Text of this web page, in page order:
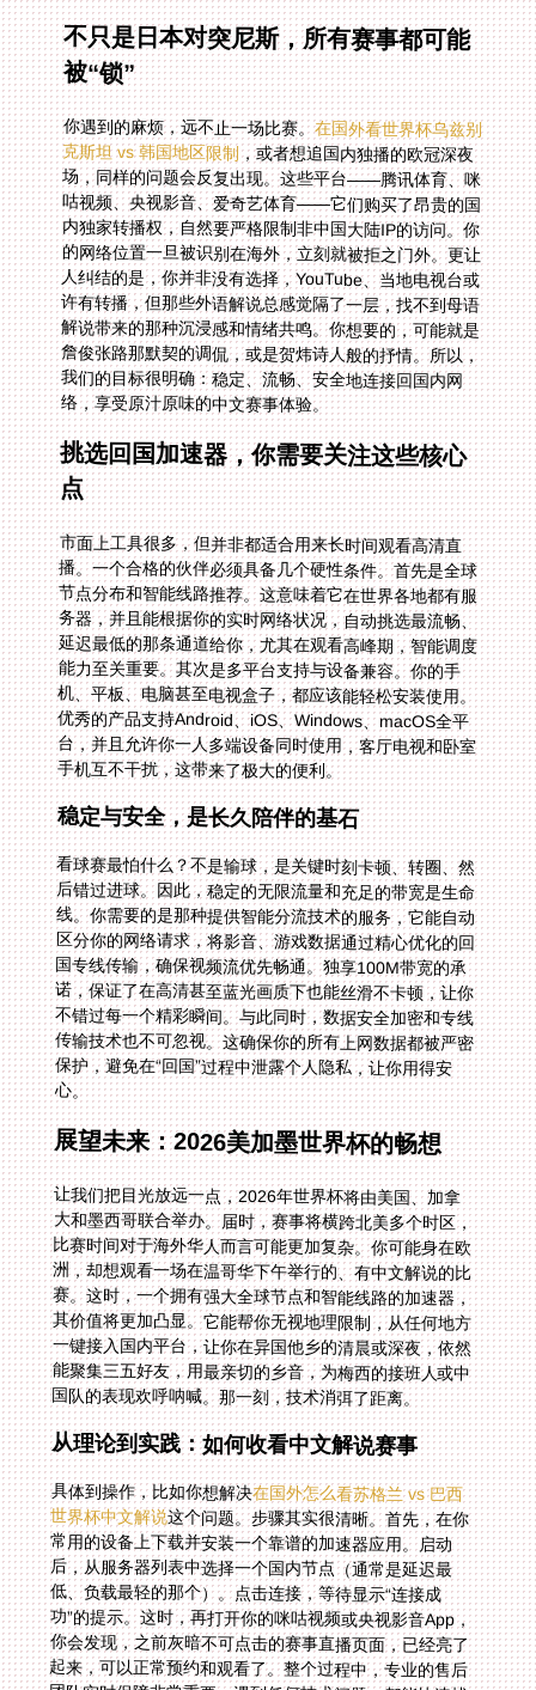
不只是日本对突尼斯，所有赛事都可能
被“锁”
你遇到的麻烦，远不止一场比赛。在国外看世界杯乌兹别
克斯坦 vs 韩国地区限制，或者想追国内独播的欧冠深夜
场，同样的问题会反复出现。这些平台——腾讯体育、咪
咕视频、央视影音、爱奇艺体育——它们购买了昂贵的国
内独家转播权，自然要严格限制非中国大陆IP的访问。你
的网络位置一旦被识别在海外，立刻就被拒之门外。更让
人纠结的是，你并非没有选择，YouTube、当地电视台或
许有转播，但那些外语解说总感觉隔了一层，找不到母语
解说带来的那种沉浸感和情绪共鸣。你想要的，可能就是
詹俊张路那默契的调侃，或是贺炜诗人般的抒情。所以，
我们的目标很明确：稳定、流畅、安全地连接回国内网
络，享受原汁原味的中文赛事体验。
挑选回国加速器，你需要关注这些核心
点
市面上工具很多，但并非都适合用来长时间观看高清直
播。一个合格的伙伴必须具备几个硬性条件。首先是全球
节点分布和智能线路推荐。这意味着它在世界各地都有服
务器，并且能根据你的实时网络状况，自动挑选最流畅、
延迟最低的那条通道给你，尤其在观看高峰期，智能调度
能力至关重要。其次是多平台支持与设备兼容。你的手
机、平板、电脑甚至电视盒子，都应该能轻松安装使用。
优秀的产品支持Android、iOS、Windows、macOS全平
台，并且允许你一人多端设备同时使用，客厅电视和卧室
手机互不干扰，这带来了极大的便利。
稳定与安全，是长久陪伴的基石
看球赛最怕什么？不是输球，是关键时刻卡顿、转圈、然
后错过进球。因此，稳定的无限流量和充足的带宽是生命
线。你需要的是那种提供智能分流技术的服务，它能自动
区分你的网络请求，将影音、游戏数据通过精心优化的回
国专线传输，确保视频流优先畅通。独享100M带宽的承
诺，保证了在高清甚至蓝光画质下也能丝滑不卡顿，让你
不错过每一个精彩瞬间。与此同时，数据安全加密和专线
传输技术也不可忽视。这确保你的所有上网数据都被严密
保护，避免在“回国”过程中泄露个人隐私，让你用得安
心。
展望未来：2026美加墨世界杯的畅想
让我们把目光放远一点，2026年世界杯将由美国、加拿
大和墨西哥联合举办。届时，赛事将横跨北美多个时区，
比赛时间对于海外华人而言可能更加复杂。你可能身在欧
洲，却想观看一场在温哥华下午举行的、有中文解说的比
赛。这时，一个拥有强大全球节点和智能线路的加速器，
其价值将更加凸显。它能帮你无视地理限制，从任何地方
一键接入国内平台，让你在异国他乡的清晨或深夜，依然
能聚集三五好友，用最亲切的乡音，为梅西的接班人或中
国队的表现欢呼呐喊。那一刻，技术消弭了距离。
从理论到实践：如何收看中文解说赛事
具体到操作，比如你想解决在国外怎么看苏格兰 vs 巴西
世界杯中文解说这个问题。步骤其实很清晰。首先，在你
常用的设备上下载并安装一个靠谱的加速器应用。启动
后，从服务器列表中选择一个国内节点（通常是延迟最
低、负载最轻的那个）。点击连接，等待显示“连接成
功”的提示。这时，再打开你的咪咕视频或央视影音App，
你会发现，之前灰暗不可点击的赛事直播页面，已经亮了
起来，可以正常预约和观看了。整个过程中，专业的售后
团队实时保障非常重要。遇到任何技术问题，都能快速找
到人解决，而不是对着冰冷的帮助页面发呆，这保证了你